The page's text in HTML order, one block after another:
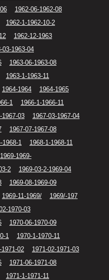
1962-06-1962-08
1962-1-1962-10-2
1962-12-1963
03-1963-04
1963-06-1963-08
1963-1-1963-11
1964-1964
1964-1965
1
1966-1-1966-11
1967-03
1967-03-1967-04
1967-07-1967-08
1968-1
1968-1-1968-11
1969-1969-
2
1969-03-2-1969-04
1969-08-1969-09
1969-11-1969/
1969/-197
1970-03
1970-06-1970-09
1
1970-1-1970-11
1971-02
1971-02-1971-03
1971-06-1971-08
1971-1-1971-11